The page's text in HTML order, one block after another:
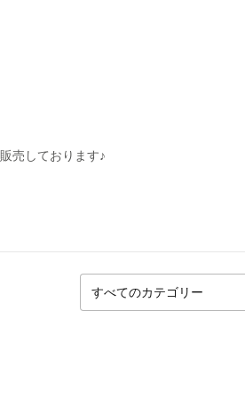
売しております♪